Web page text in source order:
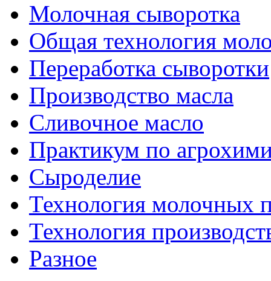
Молочная сыворотка
Общая технология
Переработка сыворотки
Производство масла
Сливочное масло
Практикум по
Сыроделие
Технология молочных
Технология
Разное